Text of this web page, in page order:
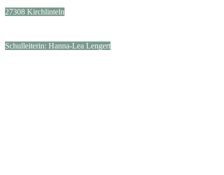
27308 Kirchlinteln
Schulleiterin: Hanna-Lea Lengert